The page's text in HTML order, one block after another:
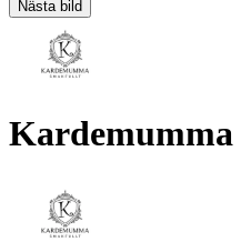
Nästa bild
Kardemumma